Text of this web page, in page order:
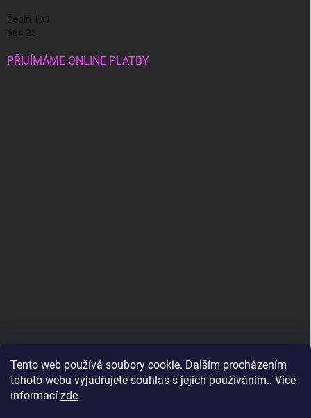
Tento web používá soubory cookie. Dalším procházením
tohoto webu vyjadřujete souhlas s jejich používáním.. Více
informací zde.
Čebín 183
664 23
PŘIJÍMÁME ONLINE PLATBY